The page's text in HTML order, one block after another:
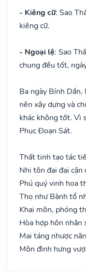
- Kiêng cữ: Sao
kiêng cữ.
- Ngoại lệ: Sao
chung đều tốt,
Ba ngày Bính
nên xây dựng và
khác không tốt. Vì
Phục Đoạn Sát.
Thất tinh tạo tác
Nhi tôn đại đại cận
Phú quý vinh hoa
Thọ như Bành tổ
Khai môn, phóng
Hòa hợp hôn nhân
Mai táng nhược
Môn đình hưng